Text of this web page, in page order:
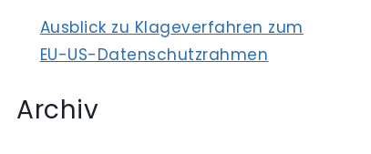
Ausblick zu Klageverfahren zum
EU-US-Datenschutzrahmen
Archiv